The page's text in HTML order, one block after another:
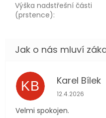
Výška nadstřešní části
(prstence):
KB Karel Bílek
Hodnocení
12.4.2026
Velmi spokojen.